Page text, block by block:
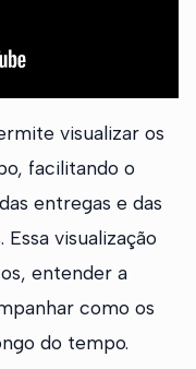
visualizar os
facilitando o
entregas e das
visualização
entender a
como os
do tempo.